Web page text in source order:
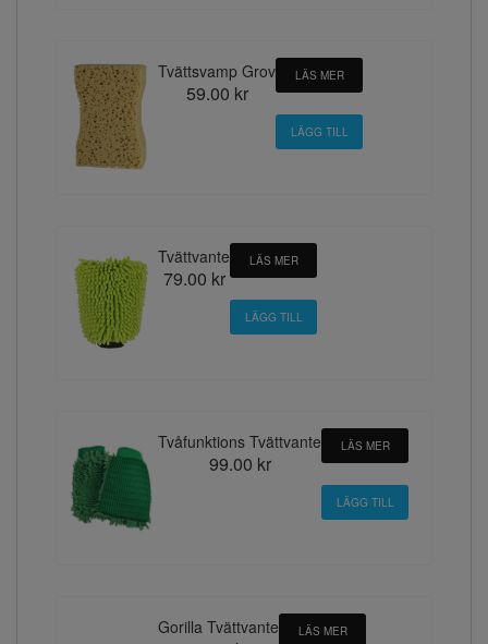
Tvättsvamp Grov
59.00 kr
LÄS MER
Tvättvante
79.00 kr
LÄS MER
Tvåfunktions Tvättvante
99.00 kr
LÄS MER
Gorilla Tvättvante LÄS MER